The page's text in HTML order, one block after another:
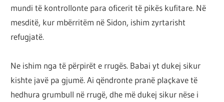
mundi të kontrollonte para oficerit të pikës kufitare. Në
mesditë, kur mbërritëm në Sidon, ishim zyrtarisht
refugjatë.
Ne ishim nga të përpirët e rrugës. Babai yt dukej sikur
kishte javë pa gjumë. Ai qëndronte pranë plaçkave të
hedhura grumbull në rrugë, dhe më dukej sikur nëse i